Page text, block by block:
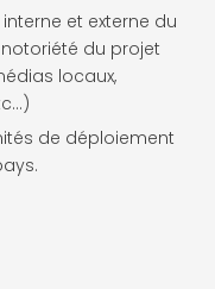
et externe du
du projet
locaux,
de déploiement